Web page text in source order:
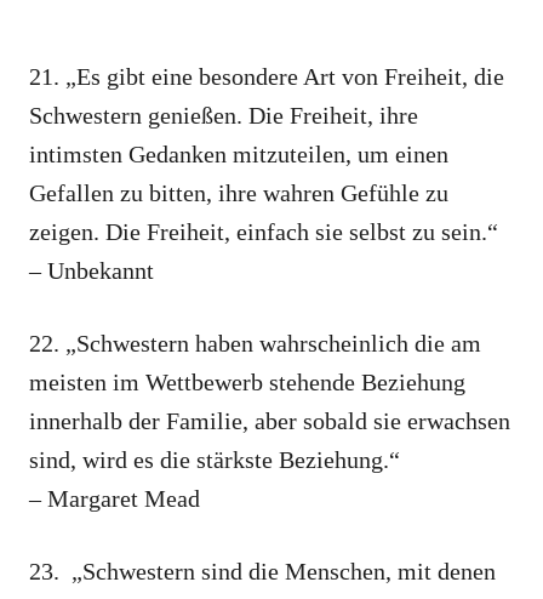
21. „Es gibt eine besondere Art von Freiheit, die
Schwestern genießen. Die Freiheit, ihre
intimsten Gedanken mitzuteilen, um einen
Gefallen zu bitten, ihre wahren Gefühle zu
zeigen. Die Freiheit, einfach sie selbst zu sein.“
– Unbekannt
22. „Schwestern haben wahrscheinlich die am
meisten im Wettbewerb stehende Beziehung
innerhalb der Familie, aber sobald sie erwachsen
sind, wird es die stärkste Beziehung.“
– Margaret Mead
23. „Schwestern sind die Menschen, mit denen